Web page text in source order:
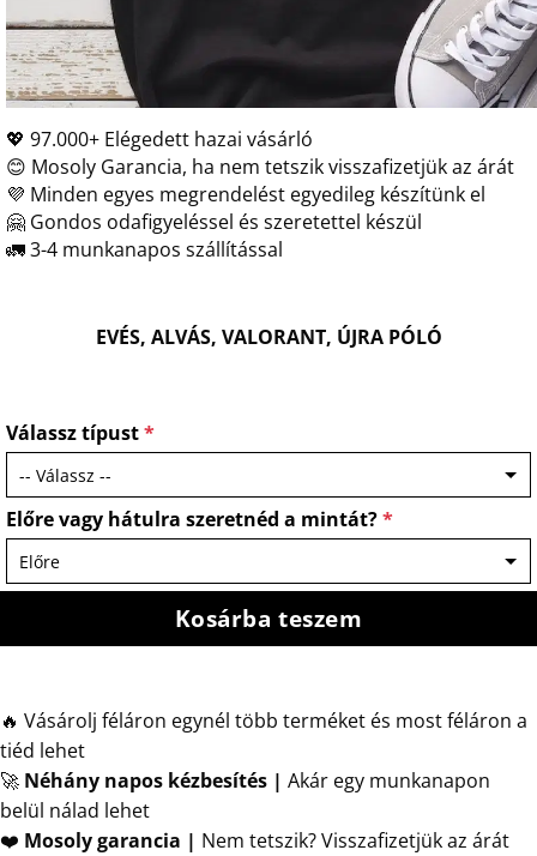
💖 97.000+ Elégedett hazai vásárló
😊 Mosoly Garancia, ha nem tetszik visszafizetjük az árát
💜 Minden egyes megrendelést egyedileg készítünk el
🤗 Gondos odafigyeléssel és szeretettel készül
🚛 3-4 munkanapos szállítással
EVÉS, ALVÁS, VALORANT, ÚJRA PÓLÓ
Válassz típust*
Előre vagy hátulra szeretnéd a mintát?*
Kosárba teszem
🔥 Vásárolj féláron egynél több terméket és most féláron a
tiéd lehet
🚀 Néhány napos kézbesítés | Akár egy munkanapon
belül nálad lehet
❤️ Mosoly garancia | Nem tetszik? Visszafizetjük az árát